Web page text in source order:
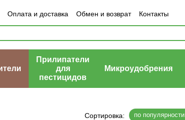
Оплата и доставка Обмен и возврат Контакты
Прилипатели
для
пестицидов
Микроудобрения
Сортировка: по популярности